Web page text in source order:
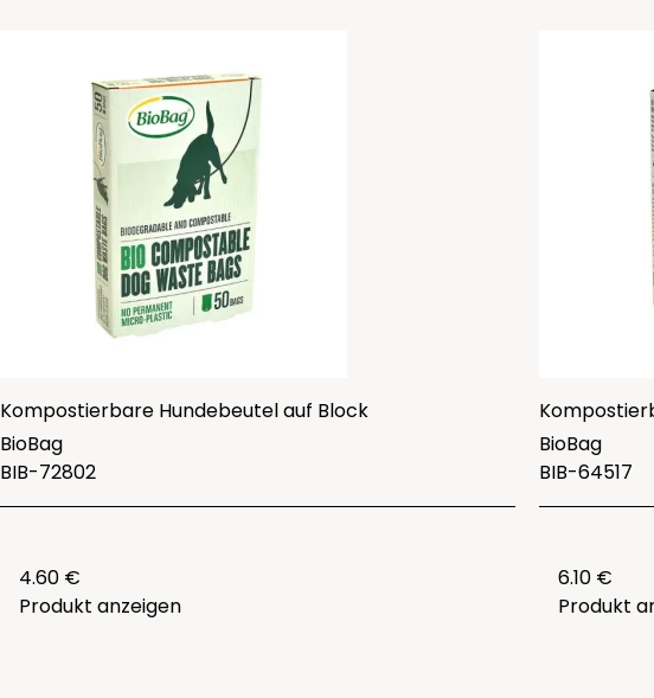
Kompostierbare Hundebeutel auf Block
BioBag
BIB-72802
4.60 €
Produkt anzeigen
BioBag
BIB-64517
6.10 €
Produkt